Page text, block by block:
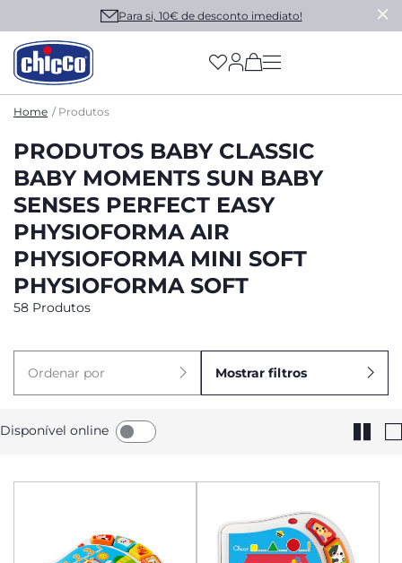
Para si, 10€ de desconto imediato!
(has more options
Home Produtos
PRODUTOS BABY CLASSIC
BABY MOMENTS SUN BABY
SENSES PERFECT EASY
PHYSIOFORMA AIR
PHYSIOFORMA MINI SOFT
PHYSIOFORMA SOFT
58 Produtos
Ordenar por Mostrar filtros
Disponível online